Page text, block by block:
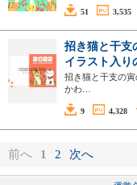
51 3,535
招き猫と干支
イラスト入り
招き猫と干支の
かわ…
9 4,328
前へ 1 2 次へ